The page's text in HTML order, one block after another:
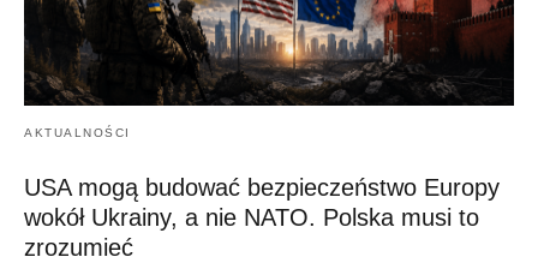
AKTUALNOŚCI
USA mogą budować bezpieczeństwo Europy
wokół Ukrainy, a nie NATO. Polska musi to
zrozumieć